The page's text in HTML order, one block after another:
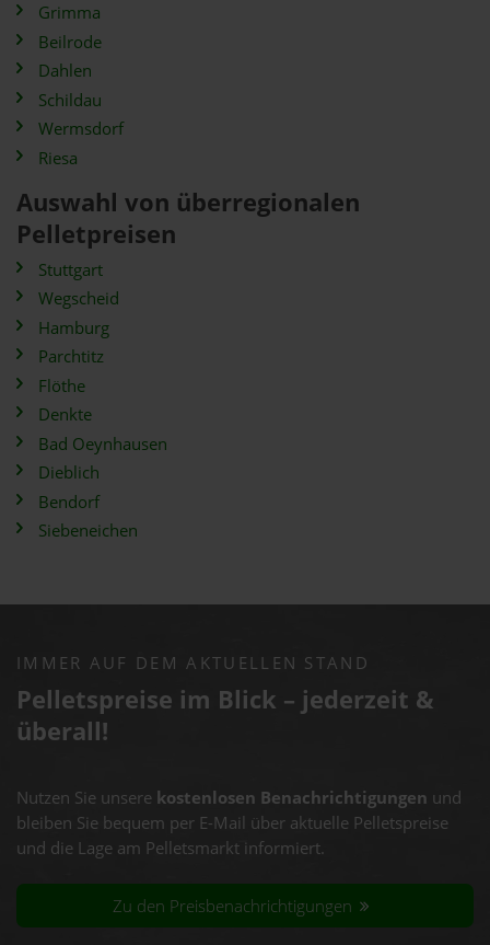
Grimma
Beilrode
Dahlen
Schildau
Wermsdorf
Riesa
Auswahl von überregionalen
Pelletpreisen
Stuttgart
Wegscheid
Hamburg
Parchtitz
Flöthe
Denkte
Bad Oeynhausen
Dieblich
Bendorf
Siebeneichen
IMMER AUF DEM AKTUELLEN STAND
Pelletspreise im Blick – jederzeit &
überall!
Nutzen Sie unsere kostenlosen Benachrichtigungen und
bleiben Sie bequem per E-Mail über aktuelle Pelletspreise
und die Lage am Pelletsmarkt informiert.
Zu den Preisbenachrichtigungen